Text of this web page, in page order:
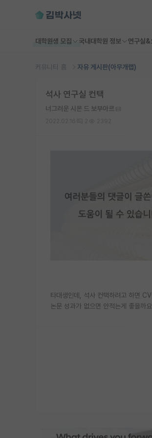
대학원생 모집 국내대학원 정보 연구실&
커뮤니티 홈 자유 게시판(아무개랩)
석사 연구실 컨택
너그러운 시몬 드 보부아르
타대생인데, 석사 컨택하려고 하면
논문 성과가 없으면 안적는게 좋을까